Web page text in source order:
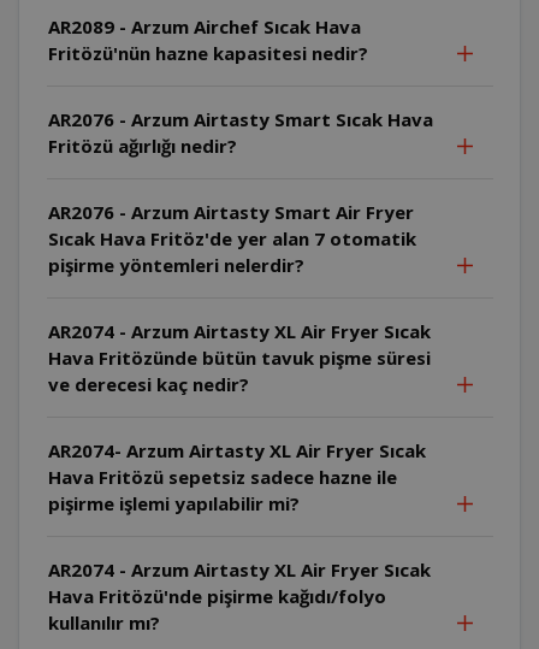
AR2089 - Arzum Airchef Sıcak Hava
Fritözü'nün hazne kapasitesi nedir?
AR2076 - Arzum Airtasty Smart Sıcak Hava
Fritözü ağırlığı nedir?
AR2076 - Arzum Airtasty Smart Air Fryer
Sıcak Hava Fritöz'de yer alan 7 otomatik
pişirme yöntemleri nelerdir?
AR2074 - Arzum Airtasty XL Air Fryer Sıcak
Hava Fritözünde bütün tavuk pişme süresi
ve derecesi kaç nedir?
AR2074- Arzum Airtasty XL Air Fryer Sıcak
Hava Fritözü sepetsiz sadece hazne ile
pişirme işlemi yapılabilir mi?
AR2074 - Arzum Airtasty XL Air Fryer Sıcak
Hava Fritözü'nde pişirme kağıdı/folyo
kullanılır mı?